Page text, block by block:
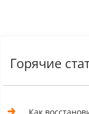
Горячие